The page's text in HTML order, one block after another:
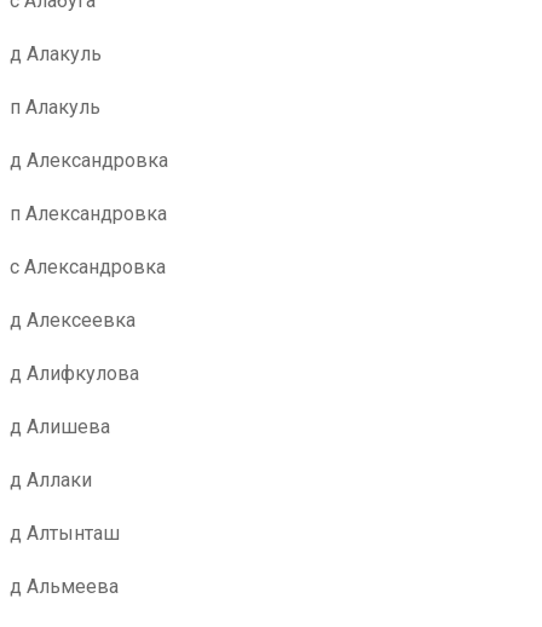
д Алакуль
п Алакуль
д Александровка
п Александровка
с Александровка
д Алексеевка
д Алифкулова
д Алишева
д Аллаки
д Алтынташ
д Альмеева